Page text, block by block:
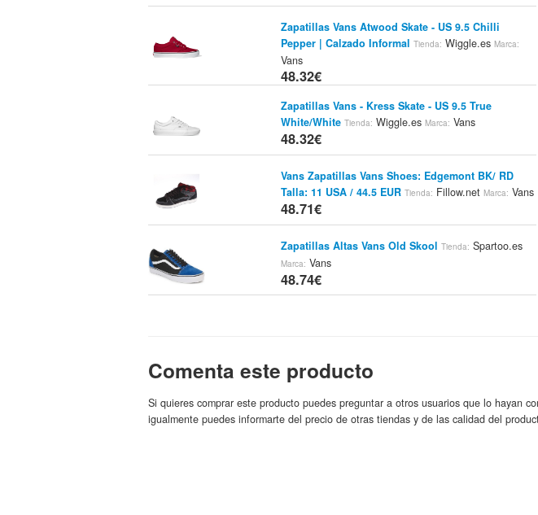
Zapatillas Vans Atwood Skate - US 9.5 Chilli
Pepper | Calzado Informal Tienda: Wiggle.esMarca:
Vans
48.32€
Zapatillas Vans - Kress Skate - US 9.5 True
White/White Tienda: Wiggle.esMarca: Vans
48.32€
Vans Zapatillas Vans Shoes: Edgemont BK/ RD
Talla: 11 USA / 44.5 EUR Tienda: Fillow.netMarca: Vans
48.71€
Zapatillas Altas Vans Old Skool Tienda: Spartoo.es
Marca: Vans
48.74€
Zapatillas Vulcanizadas 106 De Vans - Black White
Tienda:SurfStitch.comMarca:Vans
Comenta este producto
Si quieres comprar este producto puedes preguntar a otros usuarios que lo hayan
igualmente puedes informarte del precio de otras tiendas y de las calidad del